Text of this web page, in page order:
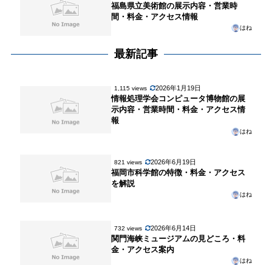
福島県立美術館の展示内容・営業時
間・料金・アクセス情報
はね
最新記事
1,115 views 2026年1月19日
情報処理学会コンピュータ博物館の展
示内容・営業時間・料金・アクセス情
報
はね
821 views 2026年6月19日
福岡市科学館の特徴・料金・アクセス
を解説
はね
732 views 2026年6月14日
関門海峡ミュージアムの見どころ・料
金・アクセス案内
はね